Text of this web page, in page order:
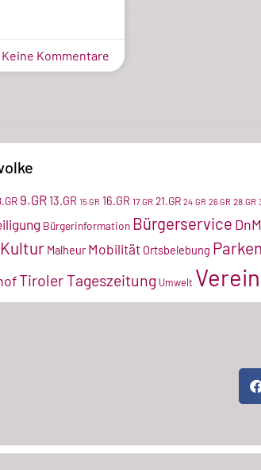
Keine Kommentare
9.GR 13.GR 15.GR 16.GR 17.GR 21.GR 24.GR 26.GR 28.GR
Bürgerinformation Bürgerservice DnM
Kultur Malheur Mobilität Ortsbelebung Parken
Tiroler Tageszeitung Umwelt